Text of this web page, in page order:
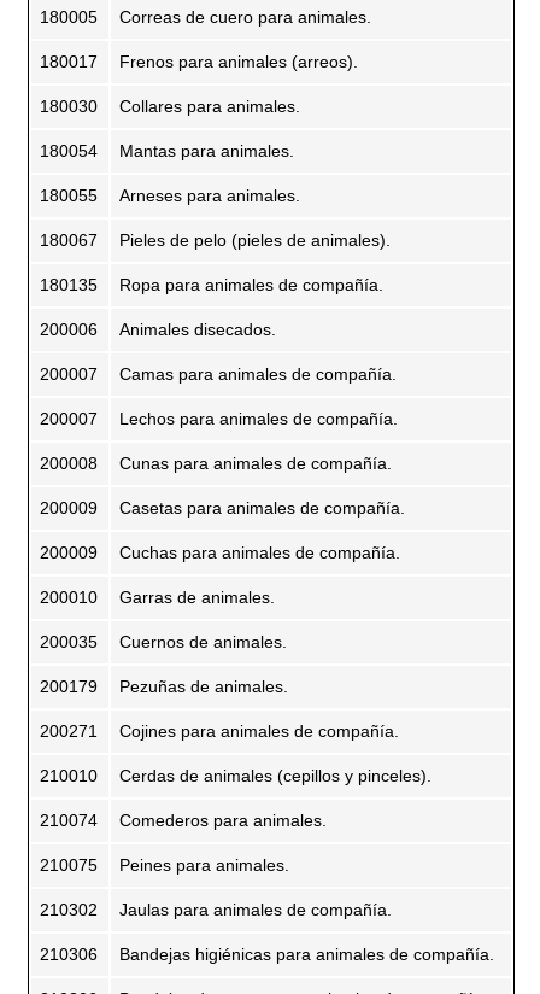
180005 Correas de cuero para animales.
180017 Frenos para animales (arreos).
180030 Collares para animales.
180054 Mantas para animales.
180055 Arneses para animales.
180067 Pieles de pelo (pieles de animales).
180135 Ropa para animales de compañía.
200006 Animales disecados.
200007 Camas para animales de compañía.
200007 Lechos para animales de compañía.
200008 Cunas para animales de compañía.
200009 Casetas para animales de compañía.
200009 Cuchas para animales de compañía.
200010 Garras de animales.
200035 Cuernos de animales.
200179 Pezuñas de animales.
200271 Cojines para animales de compañía.
210010 Cerdas de animales (cepillos y pinceles).
210074 Comederos para animales.
210075 Peines para animales.
210302 Jaulas para animales de compañía.
210306 Bandejas higiénicas para animales de compañía.